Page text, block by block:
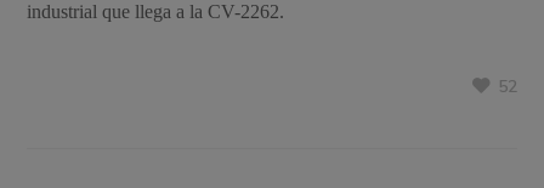
industrial que llega a la CV-2262.
52